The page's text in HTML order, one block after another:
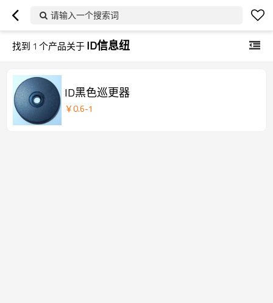
请输入一个搜索词
找到 1 个产品关于ID信息纽
ID黑色巡更器
￥0.6-1